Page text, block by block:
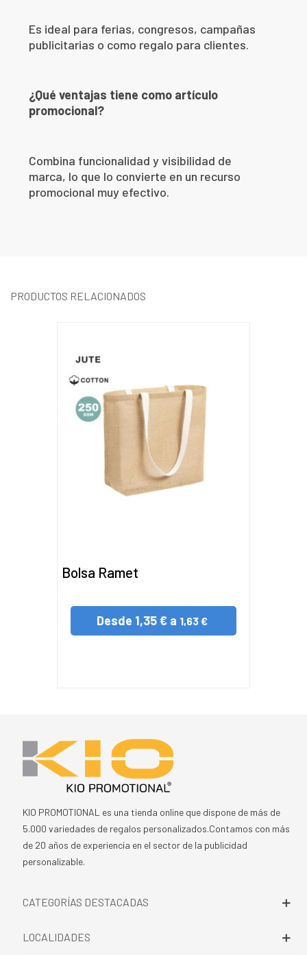
Es ideal para ferias, congresos, campañas
publicitarias o como regalo para clientes.
¿Qué ventajas tiene como artículo
promocional?
Combina funcionalidad y visibilidad de
marca, lo que lo convierte en un recurso
promocional muy efectivo.
PRODUCTOS RELACIONADOS
Bolsa Ramet
Desde 1,35 € a 1,63 €
KIO PROMOTIONAL es una tienda online que dispone de más de
5.000 variedades de regalos personalizados.Contamos con más
de 20 años de experiencia en el sector de la publicidad
personalizable.
CATEGORÍAS DESTACADAS
LOCALIDADES